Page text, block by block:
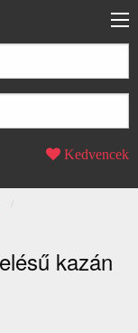
Kedvencek
kazán